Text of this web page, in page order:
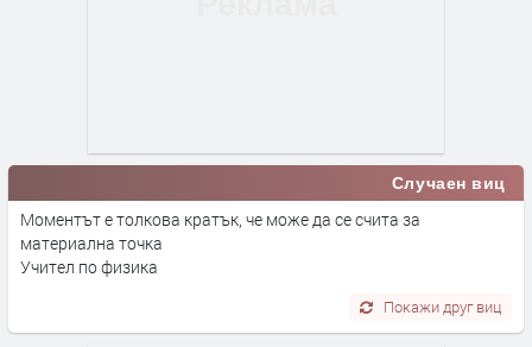
Случаен виц
Моментът е толкова кратък, че може да се счита за
материална точка
Учител по физика
Покажи друг виц